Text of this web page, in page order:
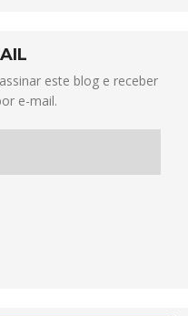
este blog e receber
e-mail.